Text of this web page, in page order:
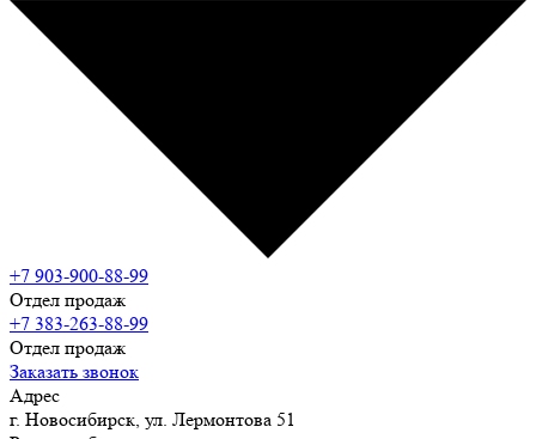
+7 903-900-88-99
Отдел продаж
+7 383-263-88-99
Отдел продаж
Заказать звонок
Адрес
г. Новосибирск, ул. Лермонтова 51